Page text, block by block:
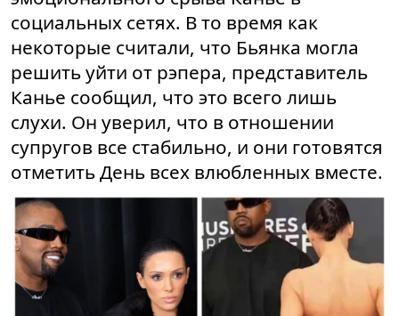
социальных сетях. В то время как
некоторые считали, что Бьянка могла
решить уйти от рэпера, представитель
Канье сообщил, что это всего лишь
слухи. Он уверил, что в отношении
супругов все стабильно, и они готовятся
отметить День всех влюбленных вместе.